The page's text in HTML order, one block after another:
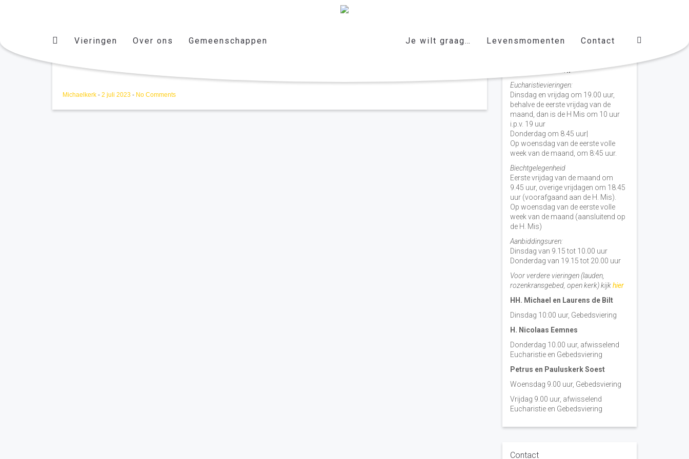
Vieringen Over ons Gemeenschappen Je wilt graag… Levensmomenten Contact
Michaelkerk - 2 juli 2023 - No Comments
Vieringen door de week
H. Nicolaas Baarn
Eucharistievieringen:
Dinsdag en vrijdag om 19.00 uur,
behalve de eerste vrijdag van de
maand, dan is de H Mis om 10 uur
i.p.v. 19 uur
Donderdag om 8.45 uur|
Op woensdag van de eerste volle
week van de maand, om 8:45 uur.
Biechtgelegenheid
Eerste vrijdag van de maand om
9.45 uur, overige vrijdagen om 18.45
uur (voorafgaand aan de H. Mis).
Op woensdag van de eerste volle
week van de maand (aansluitend op
de H. Mis)
Aanbiddingsuren:
Dinsdag van 9.15 tot 10.00 uur
Donderdag van 19.15 tot 20.00 uur
Voor verdere vieringen (lauden,
rozenkransgebed, open kerk) kijkhier
HH. Michael en Laurens de Bilt
Dinsdag 10:00 uur, Gebedsviering
H. Nicolaas Eemnes
Donderdag 10.00 uur, afwisselend
Eucharistie en Gebedsviering
Petrus en Pauluskerk Soest
Woensdag 9.00 uur, Gebedsviering
Vrijdag 9.00 uur, afwisselend
Eucharistie en Gebedsviering
Contact